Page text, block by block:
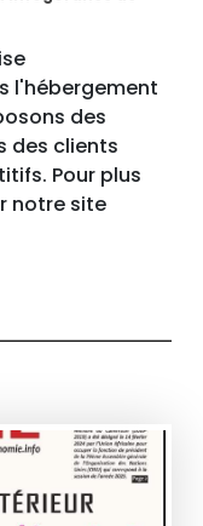
l'hébergement
des
des clients
Pour plus
notre site